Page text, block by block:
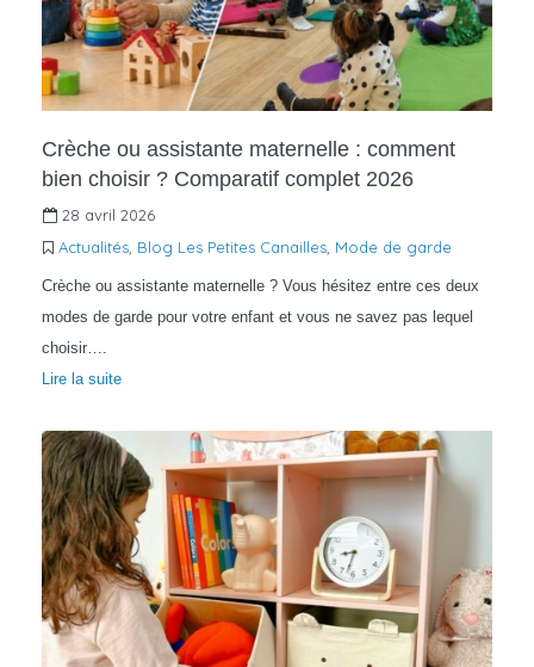
Crèche ou assistante maternelle : comment
bien choisir ? Comparatif complet 2026
28 avril 2026
Actualités Blog Les Petites Canailles Mode de garde
Crèche ou assistante maternelle ? Vous hésitez entre ces deux
modes de garde pour votre enfant et vous ne savez pas lequel
choisir….
Lire la suite